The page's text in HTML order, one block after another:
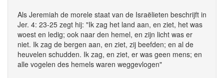
Als Jeremiah de morele staat van de Israëlieten beschrijft in
Jer. 4: 23-25 zegt hij: "Ik zag het land aan, en ziet, het was
woest en ledig; ook naar den hemel, en zijn licht was er
niet. Ik zag de bergen aan, en ziet, zij beefden; en al de
heuvelen schudden. Ik zag, en ziet, er was geen mens; en
alle vogelen des hemels waren weggevlogen"